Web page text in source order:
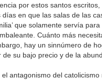
por estos santos
días en que las salas de las
que solamente servía
Cuánto más
hay un sinnúmero de
de su bajo precio y de la
antagonismo del